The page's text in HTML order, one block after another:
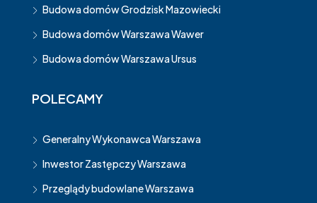
Budowa domów Grodzisk Mazowiecki
Budowa domów Warszawa Wawer
Budowa domów Warszawa Ursus
POLECAMY
Generalny Wykonawca Warszawa
Inwestor Zastępczy Warszawa
Przeglądy budowlane Warszawa